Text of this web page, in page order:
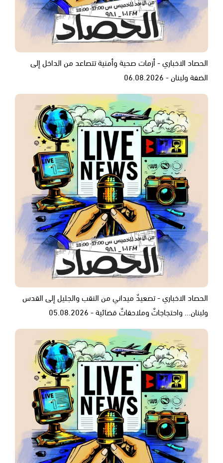
الحصاد الاخباري - أزمات صحية وأمنية تتصاعد من الداخل إلى
الضفة ولبنان - 06.08.2026
الحصاد الاخباري - تصعيدٌ ميداني من النقب والجليل إلى القدس
ولبنان... واحتجاجاتٌ وملاحقاتٌ قضائية - 05.08.2026